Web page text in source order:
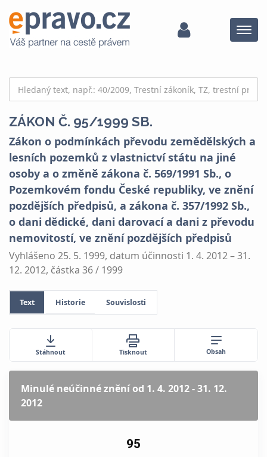
Menu
ZÁKON Č. 95/1999 SB.
Zákon o podmínkách převodu zemědělských a
lesních pozemků z vlastnictví státu na jiné
osoby a o změně zákona č. 569/1991 Sb., o
Pozemkovém fondu České republiky, ve znění
pozdějších předpisů, a zákona č. 357/1992 Sb.,
o dani dědické, dani darovací a dani z převodu
nemovitostí, ve znění pozdějších předpisů
Vyhlášeno 25. 5. 1999, datum účinnosti 1. 4. 2012 – 31.
12. 2012, částka 36 / 1999
Text Historie Souvislosti
Stáhnout Tisknout Obsah
Minulé neúčinné zněníod 1. 4. 2012 - 31. 12.
2012
95